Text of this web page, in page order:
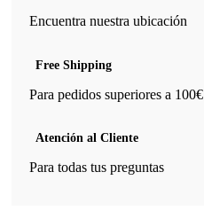
Encuentra nuestra ubicación
Free Shipping
Para pedidos superiores a 100€
Atención al Cliente
Para todas tus preguntas